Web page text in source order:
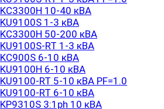
KC3300H 10-40 кВА
KU9100S 1-3 кВА
KC3300H 50-200 кВА
KU9100S-RT 1-3 кВА
KC900S 6-10 кВА
KU9100H 6-10 кВА
KU9100-RT 5-10 кВА PF=1.0
KU9100-RT 6-10 кВА
KP9310S 3:1ph 10 кВА